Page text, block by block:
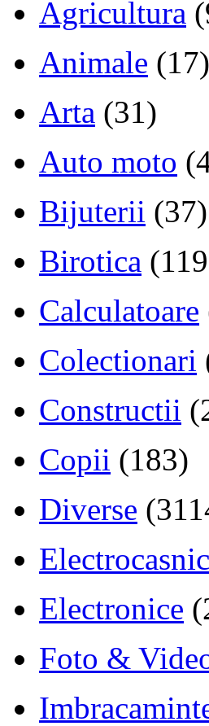
Agricultura
Animale (17)
Arta (31)
Auto moto
Bijuterii (37)
Birotica
Calculatoare
Colectionari
Constructii
Copii (183)
Diverse
Electronice
Foto &